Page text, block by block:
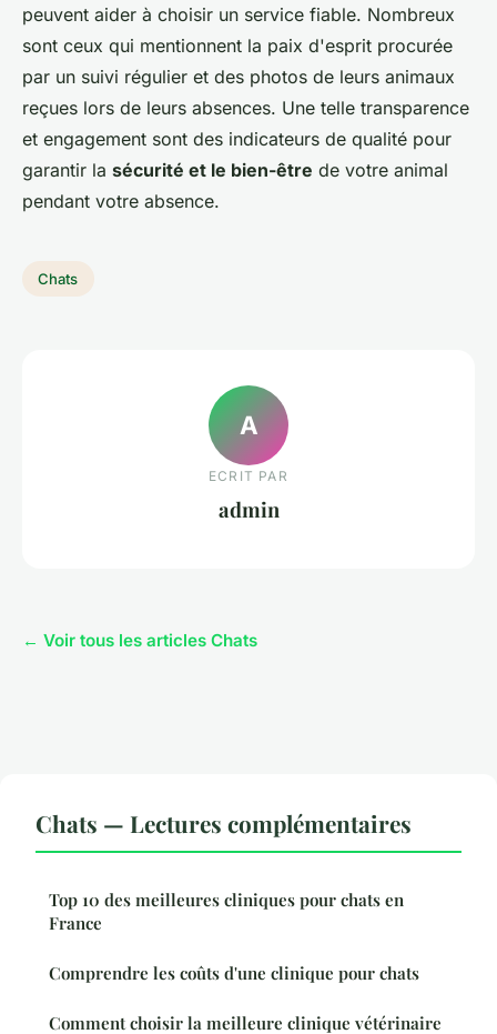
peuvent aider à choisir un service fiable. Nombreux
sont ceux qui mentionnent la paix d'esprit procurée
par un suivi régulier et des photos de leurs animaux
reçues lors de leurs absences. Une telle transparence
et engagement sont des indicateurs de qualité pour
garantir la sécurité et le bien-être de votre animal
pendant votre absence.
Chats
A
ECRIT PAR
admin
← Voir tous les articles Chats
Chats — Lectures complémentaires
Top 10 des meilleures cliniques pour chats en
France
Comprendre les coûts d'une clinique pour chats
Comment choisir la meilleure clinique vétérinaire